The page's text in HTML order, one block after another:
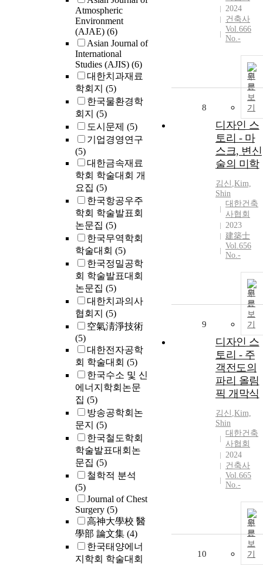
Atmospheric
Environment
(AJAE) (6)
Asian Journal of
International
Studies (AJIS) (6)
대한치과재료
학회지 (5)
한국물환경학
회지 (5)
도시문제 (5)
기업경영연구
(5)
대한금속재료
학회 학술대회 개
요집 (5)
한국항공우주
학회 학술발표회
논문집 (5)
한국무역학회
학술대회 (5)
한국정밀공학
회 학술발표대회
논문집 (5)
대한치과의사
협회지 (5)
空氣淸淨技術
(5)
대한전자공학
회 학술대회 (5)
한국수소 및 신
에너지학회논문
집 (5)
방송공학회논
문지 (5)
한국철도학회
학술발표대회논
문집 (5)
철학적 분석
(5)
Journal of Chest
Surgery (5)
高神大學校 醫
學部 論文集 (4)
한국태양에너
지학회 학술대회
2024
건축사
Vol.666
No.-
원
문
보
기
8
디자인 스
토리 - 마
스크, 변신
술의 미학
김신 ,Kim,
Shin
대한건축
사협회
2023
建築士
Vol.656
No.-
원
문
보
기
9
디자인 스
토리 - 주
객전도의
파리 올림
픽 개막식
김신 ,Kim,
Shin
대한건축
사협회
2024
건축사
Vol.665
No.-
원
문
보
기
10